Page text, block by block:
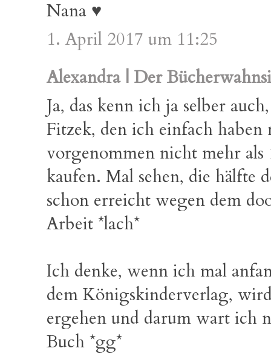
Nana ♥
1. April 2017 um 11:25
Alexandra | Der
Ja, das kenn ich ja selber
Fitzek, den ich einfach haben
vorgenommen nicht mehr als
kaufen. Mal sehen, die hälfte
schon erreicht wegen dem
Arbeit *lach*
Ich denke, wenn ich mal
dem Königskinderverlag,
ergehen und darum wart ich
Buch *gg*